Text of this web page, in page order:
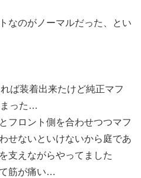
なのがノーマルだった、とい
ば装着出来たけど純正マフ
まった…
フロント側を合わせつつマフ
せないといけないから庭であ
支えながらやってました
筋が痛い…